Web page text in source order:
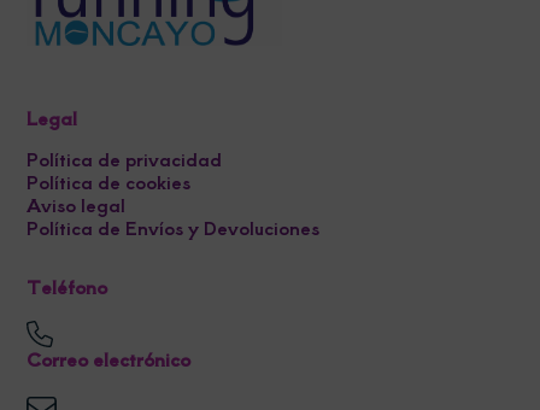
Legal
Política de privacidad
Política de cookies
Aviso legal
Política de Envíos y Devoluciones
Teléfono
Correo electrónico